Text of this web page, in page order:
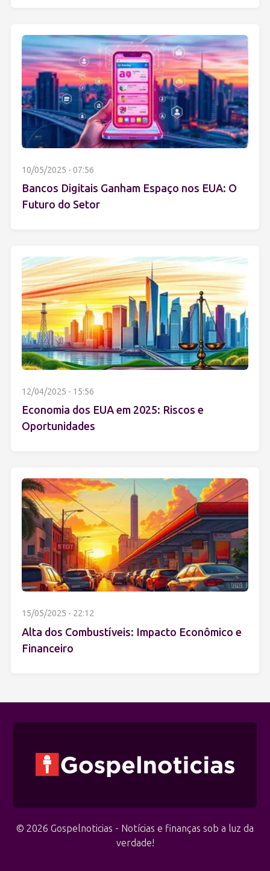
10/05/2025 - 07:56
Bancos Digitais Ganham Espaço nos EUA: O
Futuro do Setor
12/04/2025 - 15:56
Economia dos EUA em 2025: Riscos e
Oportunidades
15/05/2025 - 22:12
Alta dos Combustíveis: Impacto Econômico e
Financeiro
© 2026 Gospelnoticias - Notícias e finanças sob a luz da
verdade!